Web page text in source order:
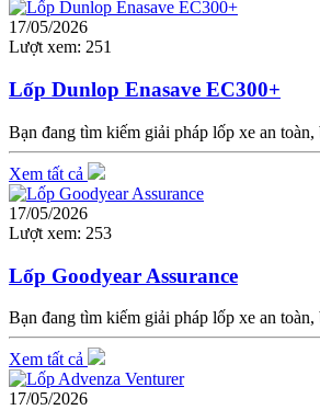
17/05/2026
Lượt xem: 251
Lốp Dunlop Enasave EC300+
Bạn đang tìm kiếm giải pháp lốp xe an
Xem tất cả
17/05/2026
Lượt xem: 253
Lốp Goodyear Assurance
Bạn đang tìm kiếm giải pháp lốp xe an
Xem tất cả
17/05/2026